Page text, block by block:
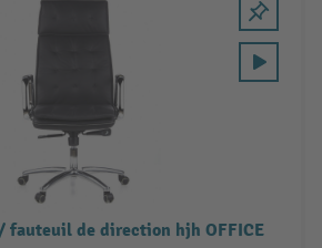
fauteuil de direction hjh OFFICE